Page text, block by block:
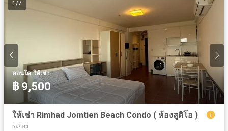
1 /7
คอนโด·ให้เช่า
฿ 9,500
ให้เช่า Rimhad Jomtien Beach Condo ( ห้องสูดิโอ )
ระยอง